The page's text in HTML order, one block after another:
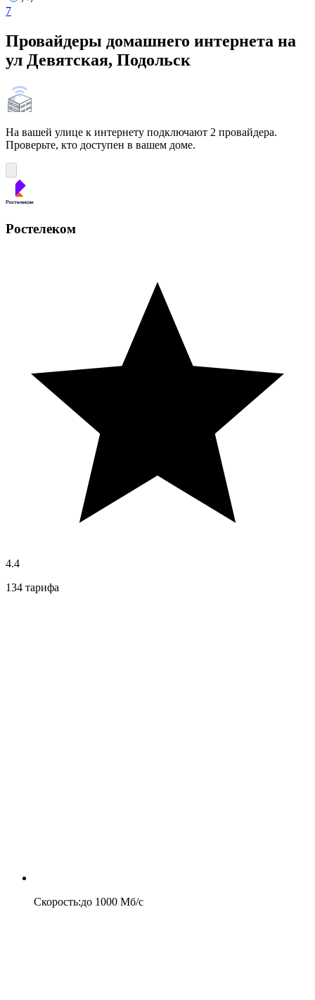
7
Провайдеры домашнего интернета на
ул Девятская, Подольск
На вашей улице к интернету подключают 2 провайдера.
Проверьте, кто доступен в вашем доме.
Ростелеком
4.4
134 тарифа
Скорость:до 1000 Мб/c